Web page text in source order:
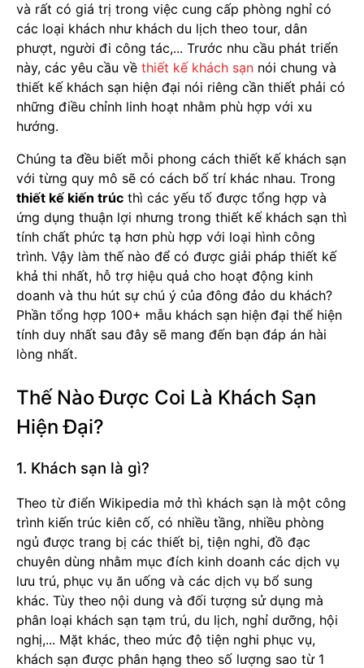
và rất có giá trị trong việc cung cấp phòng nghỉ có
các loại khách như khách du lịch theo tour, dân
phượt, người đi công tác,... Trước nhu cầu phát triển
này, các yêu cầu về thiết kế khách sạn nói chung và
thiết kế khách sạn hiện đại nói riêng cần thiết phải có
những điều chỉnh linh hoạt nhằm phù hợp với xu
hướng.
Chúng ta đều biết mỗi phong cách thiết kế khách sạn
với từng quy mô sẽ có cách bố trí khác nhau. Trong
thiết kế kiến trúc thì các yếu tố được tổng hợp và
ứng dụng thuận lợi nhưng trong thiết kế khách sạn thì
tính chất phức tạ hơn phù hợp với loại hình công
trình. Vậy làm thế nào để có được giải pháp thiết kế
khả thi nhất, hỗ trợ hiệu quả cho hoạt động kinh
doanh và thu hút sự chú ý của đông đảo du khách?
Phần tổng hợp 100+ mẫu khách sạn hiện đại thể hiện
tính duy nhất sau đây sẽ mang đến bạn đáp án hài
lòng nhất.
Thế Nào Được Coi Là Khách Sạn
Hiện Đại?
1. Khách sạn là gì?
Theo từ điển Wikipedia mở thì khách sạn là một công
trình kiến trúc kiên cố, có nhiều tầng, nhiều phòng
ngủ được trang bị các thiết bị, tiện nghi, đồ đạc
chuyên dùng nhằm mục đích kinh doanh các dịch vụ
lưu trú, phục vụ ăn uống và các dịch vụ bổ sung
khác. Tùy theo nội dung và đối tượng sử dụng mà
phân loại khách sạn tạm trú, du lịch, nghỉ dưỡng, hội
nghị,... Mặt khác, theo mức độ tiện nghi phục vụ,
khách sạn được phân hạng theo số lượng sao từ 1